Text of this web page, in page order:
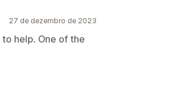
27 de dezembro de 2023
help. One of the